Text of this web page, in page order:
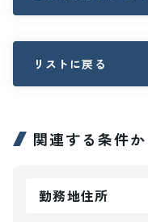
リストに戻る
関連する条件
勤務地住所